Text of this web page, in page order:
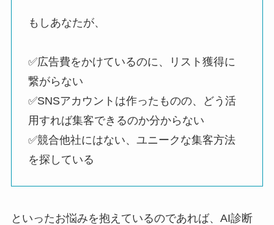
もしあなたが、
✅️広告費をかけているのに、リスト獲得に
繋がらない
✅️SNSアカウントは作ったものの、どう活
用すれば集客できるのか分からない
✅️競合他社にはない、ユニークな集客方法
を探している
といったお悩みを抱えているのであれば、AI診断